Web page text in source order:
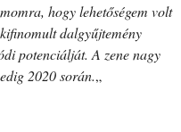
hogy lehetőségem volt
dalgyűjtemény
potenciálját. A zene nagy
2020 során.„